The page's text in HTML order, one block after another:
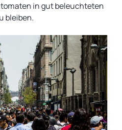
in gut beleuchteten
bleiben.